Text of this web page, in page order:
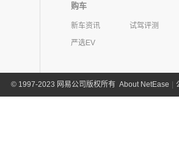
购车
新车资讯
试驾评测
严选EV
©1997-2023 网易公司版权所有 About NetEase